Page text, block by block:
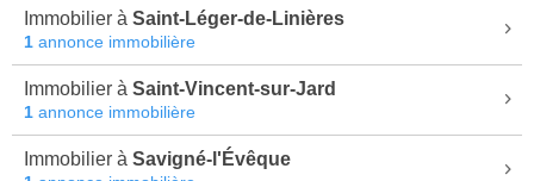
Immobilier à Saint-Léger-de-Linières
1 annonce immobilière
Immobilier à Saint-Vincent-sur-Jard
1 annonce immobilière
Immobilier à Savigné-l'Évêque